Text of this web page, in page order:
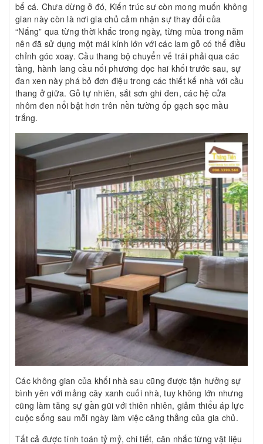
bể cá. Chưa dừng ở đó, Kiến trúc sư còn mong muốn không
gian này còn là nơi gia chủ cảm nhận sự thay đổi của
“Nắng” qua từng thời khắc trong ngày, từng mùa trong năm
nên đã sử dụng một mái kính lớn với các lam gỗ có thể điều
chỉnh góc xoay. Cầu thang bộ chuyển vế trái phải qua các
tầng, hành lang cầu nối phương dọc hai khối trước sau, sự
đan xen này phá bỏ đơn điệu trong các thiết kế nhà với cầu
thang ở giữa. Gỗ tự nhiên, sắt sơn ghi đen, các hệ cửa
nhôm đen nổi bật hơn trên nền tường ốp gạch sọc mầu
trắng.
Các không gian của khối nhà sau cũng được tận hưởng sự
bình yên với mảng cây xanh cuối nhà, tuy không lớn nhưng
cũng làm tăng sự gần gũi với thiên nhiên, giảm thiểu áp lực
cuộc sống sau mỗi ngày làm việc căng thẳng của gia chủ.
Tất cả được tính toán tỷ mỷ, chi tiết, cân nhắc từng vật liệu